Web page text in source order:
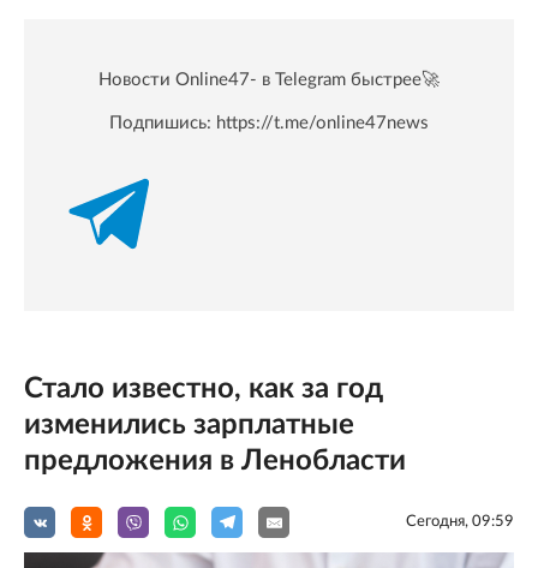
Новости Online47- в Telegram быстрее🚀
Подпишись: https://t.me/online47news
Стало известно, как за год
изменились зарплатные
предложения в Ленобласти
Сегодня, 09:59